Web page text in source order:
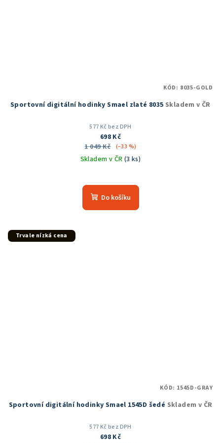
Sportovní digitální hodinky Smael zlaté 8035 Skladem v ČR
577 Kč bez DPH
698 Kč
1 049 Kč
(–33 %)
Skladem v ČR (3 ks)
hodnocení
produktu
Do košíku
KÓD: 8035-GOLD
Trvale nízká cena
Sportovní digitální hodinky Smael 1545D šedé Skladem v ČR
577 Kč bez DPH
698 Kč
KÓD: 1545D-GRAY